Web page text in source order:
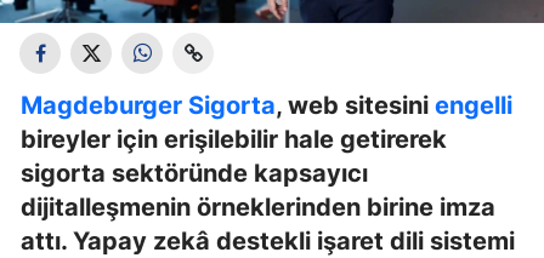
Magdeburger Sigorta, web sitesini engelli
bireyler için erişilebilir hale getirerek
sigorta sektöründe kapsayıcı
dijitalleşmenin örneklerinden birine imza
attı. Yapay zekâ destekli işaret dili sistemi